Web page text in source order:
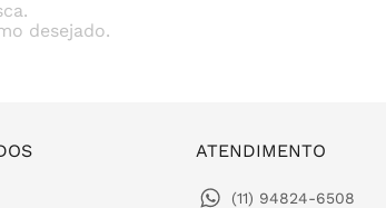
desejado.
ATENDIMENTO
(11) 94824-6508